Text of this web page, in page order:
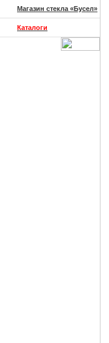
Магазин стекла «Бусел»
Каталоги